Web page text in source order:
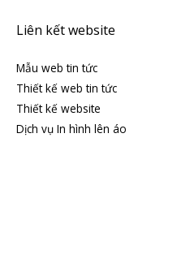
Liên kết website
Mẫu web tin tức
Thiết kế web tin tức
Thiết kế website
Dịch vụ In hình lên áo